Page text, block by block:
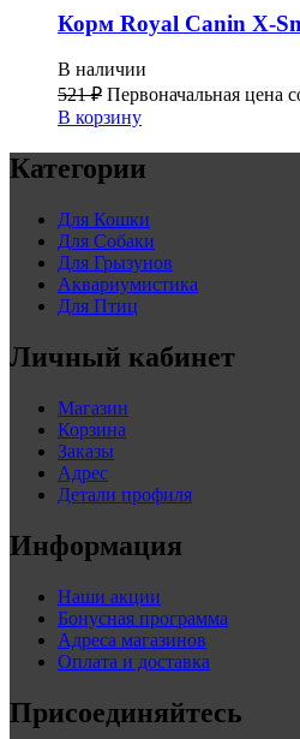
Корм Royal Canin X-
В наличии
521₽ Первоначальная цена
В корзину
Категории
Для Кошки
Для Собаки
Для Грызунов
Аквариумистика
Для Птиц
Личный кабинет
Магазин
Корзина
Заказы
Адрес
Детали профиля
Информация
Наши акции
Бонусная программа
Адреса магазинов
Оплата и доставка
Присоединяйтесь